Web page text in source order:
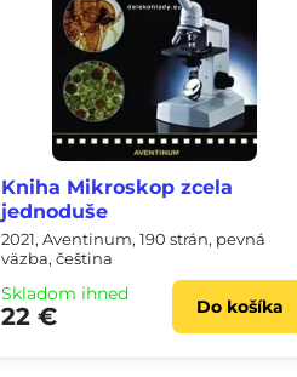
Kniha Mikroskop zcela
jednoduše
2021, Aventinum, 190 strán, pevná
väzba, čeština
Skladom ihneď
22 € Do košíka